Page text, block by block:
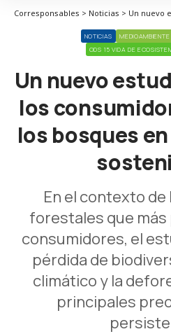
NOTICIAS MEDIOAMBIENTE
ODS 15 VIDA DE
Un nuevo
los
los bosques
En el contexto
forestales que
consumidores, el
pérdida de
climático y la
principales